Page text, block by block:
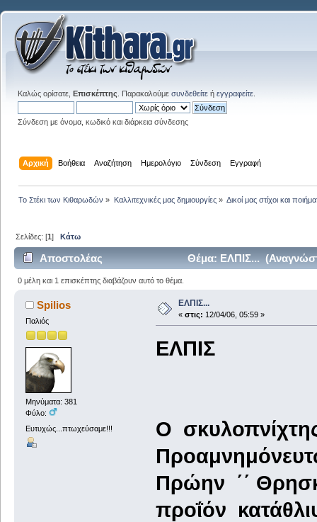
Καλώς ορίσατε, Επισκέπτης . Παρακαλούμε συνδεθείτε ή εγγραφείτε
Σύνδεση με όνομα, κωδικό και διάρκεια σύνδεσης
Αρχική Βοήθεια Αναζήτηση Ημερολόγιο Σύνδεση Εγγραφή
Το Στέκι των Κιθαρωδών » Καλλιτεχνικές μας δημιουργίες» Δικοί μας στίχοι και
Σελίδες: [1]Κάτω
Αποστολέας Θέμα: ΕΛΠΙΣ...
0 μέλη και 1 επισκέπτης διαβάζουν αυτό το θέμα.
Spilios
Παλιός
Μηνύματα: 381
Φύλο:
Ευτυχώς...πτωχεύσαμε!!!
ΕΛΠΙΣ...
« στις: 12/04/06, 05:59 »
ΕΛΠΙΣ
Ο
Πρώην ΄΄
προΐόν